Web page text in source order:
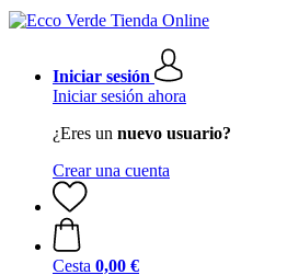
Iniciar sesión
Iniciar sesión ahora
¿Eres un nuevo usuario?
Crear una cuenta
Cesta 0,00 €